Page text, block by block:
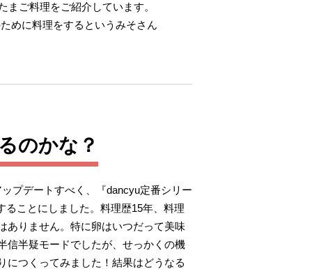
ご料理をご紹介しています。
めに料理をするというみそさん
のかな？
プデートすべく、『dancyu定番シリー
ことにしました。料理歴15年、料理
ありません。特に卵はいつだって美味
信半疑モードでしたが、せっかくの機
につくってみました！結果はどうなる